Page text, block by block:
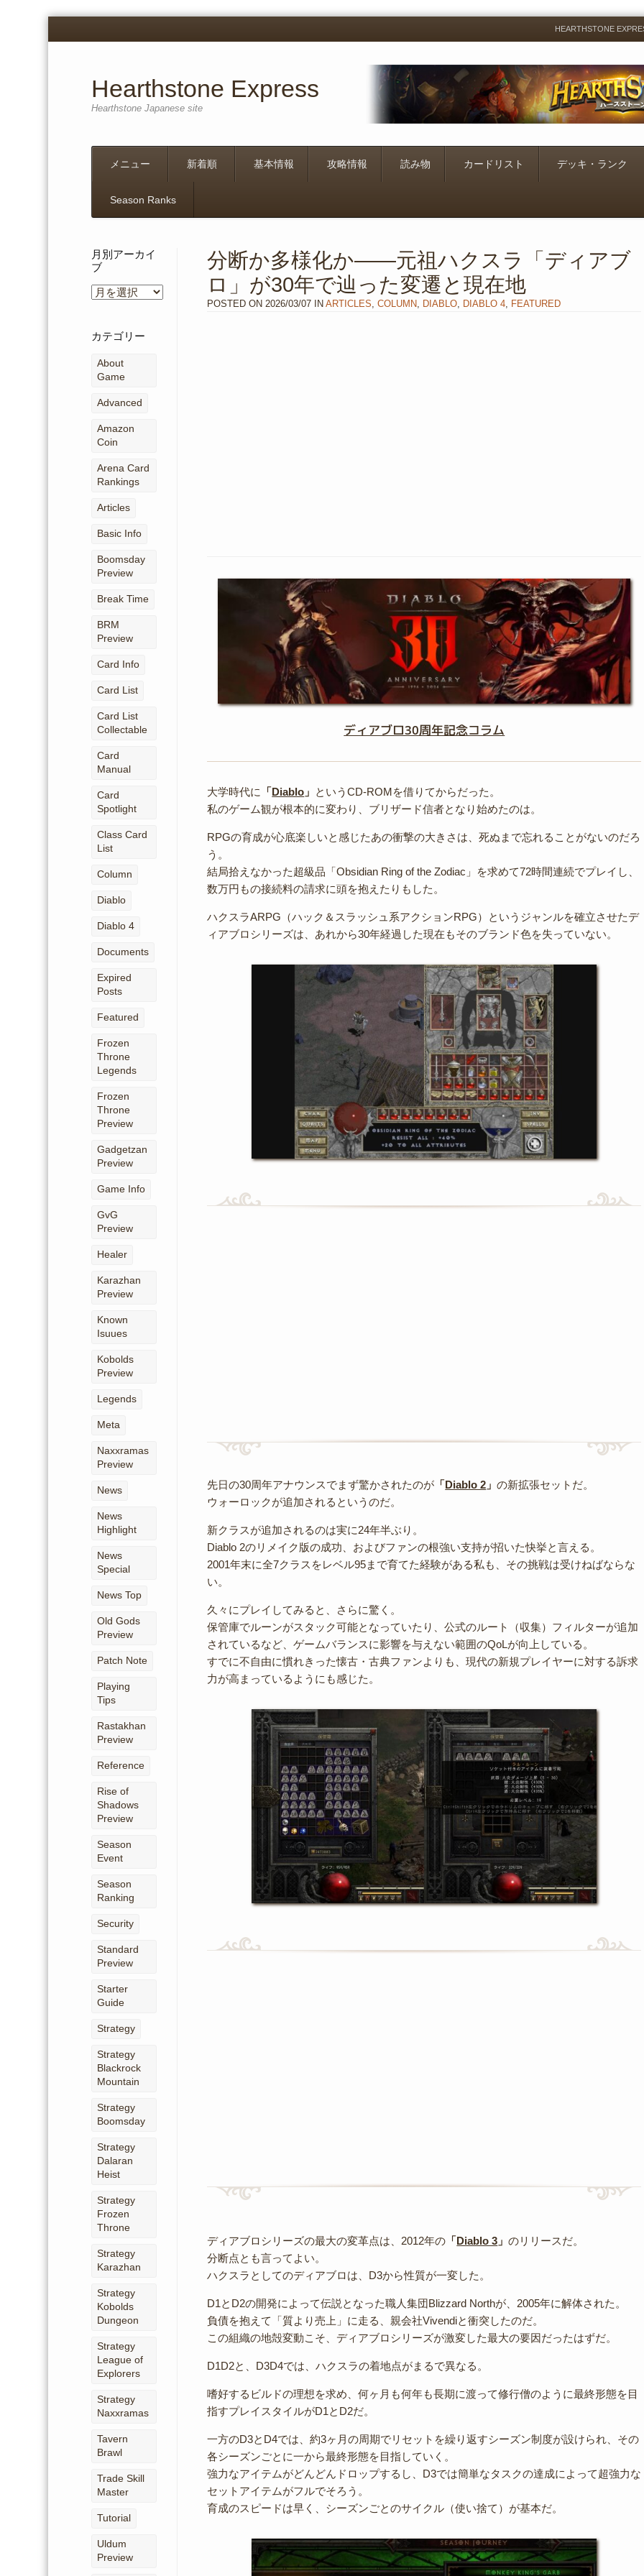
Menu
Skip
to
HEARTHSTONE
Hearthstone Express
Hearthstone Japanese site
メニュー 新着順 基本情報 攻略情報 読み物 カードリスト デッキ・ランク
Season Ranks
分断か多様化か――元祖ハクスラ「ディアブ
ロ」が30年で辿った変遷と現在地
POSTED ON 2026/03/07 INARTICLES ,COLUMN DIABLO DIABLO 4 FEATURED
ディアブロ30周年記念コラム
大学時代に 「Diablo 」 というCD-ROMを借りてからだった。
私のゲーム観が根本的に変わり、ブリザード信者となり始めたのは。
RPGの育成が心底楽しいと感じたあの衝撃の大きさは、死ぬまで忘れることがないのだろ
う。
結局拾えなかった超級品「Obsidian Ring of the Zodiac」を求めて72時間連続でプレイし、
数万円もの接続料の請求に頭を抱えたりもした。
ハクスラARPG（ハック＆スラッシュ系アクションRPG）というジャンルを確立させたデ
ィアブロシリーズは、あれから30年経過した現在もそのブランド色を失っていない。
先日の30周年アナウンスでまず驚かされたのが 「 Diablo 2 」の新拡張セットだ。
ウォーロックが追加されるというのだ。
新クラスが追加されるのは実に24年半ぶり。
Diablo 2のリメイク版の成功、およびファンの根強い支持が招いた快挙と言える。
2001年末に全7クラスをレベル95まで育てた経験がある私も、その挑戦は受けねばならな
い。
久々にプレイしてみると、さらに驚く。
保管庫でルーンがスタック可能となっていたり、公式のルート（収集）フィルターが追加
されているなど、ゲームバランスに影響を与えない範囲のQoLが向上している。
すでに不自由に慣れきった懐古・古典ファンよりも、現代の新規プレイヤーに対する訴求
力が高まっているようにも感じた。
ディアブロシリーズの最大の変革点は、2012年の 「Diablo 3 」のリリースだ。
分断点とも言ってよい。
ハクスラとしてのディアブロは、D3から性質が一変した。
D1とD2の開発によって伝説となった職人集団Blizzard Northが、2005年に解体された。
負債を抱えて「質より売上」に走る、親会社Vivendiと衝突したのだ。
この組織の地殻変動こそ、ディアブロシリーズが激変した最大の要因だったはずだ。
D1D2と、D3D4では、ハクスラの着地点がまるで異なる。
嗜好するビルドの理想を求め、何ヶ月も何年も長期に渡って修行僧のように最終形態を目
指すプレイスタイルがD1とD2だ。
一方のD3とD4では、約3ヶ月の周期でリセットを繰り返すシーズン制度が設けられ、その
各シーズンごとに一から最終形態を目指していく。
強力なアイテムがどんどんドロップするし、D3では簡単なタスクの達成によって超強力な
セットアイテムがフルでそろう。
育成のスピードは早く、シーズンごとのサイクル（使い捨て）が基本だ。
月別アーカイ
ブ
月
ー
カ
イ
ブ
カテゴリー
About
Game
Advanced
Amazon
Coin
Arena Card
Rankings
Articles
Basic Info
Boomsday
Preview
Break Time
BRM
Preview
Card Info
Card List
Card List
Collectable
Card
Manual
Card
Spotlight
Class Card
List
Column
Diablo
Diablo 4
Documents
Expired
Posts
Featured
Frozen
Throne
Legends
Frozen
Throne
Preview
Gadgetzan
Preview
Game Info
GvG
Preview
Healer
Karazhan
Preview
Known
Isuues
Kobolds
Preview
Legends
Meta
Naxxramas
Preview
News
News
Highlight
News
Special
News Top
Old Gods
Preview
Patch Note
Playing
Tips
Rastakhan
Preview
Reference
Rise of
Shadows
Preview
Season
Event
Season
Ranking
Security
Standard
Preview
Starter
Guide
Strategy
Strategy
Blackrock
Mountain
Strategy
Boomsday
Strategy
Dalaran
Heist
Strategy
Frozen
Throne
Strategy
Karazhan
Strategy
Kobolds
Dungeon
Strategy
League of
Explorers
Strategy
Naxxramas
Tavern
Brawl
Trade Skill
Master
Tutorial
Uldum
Preview